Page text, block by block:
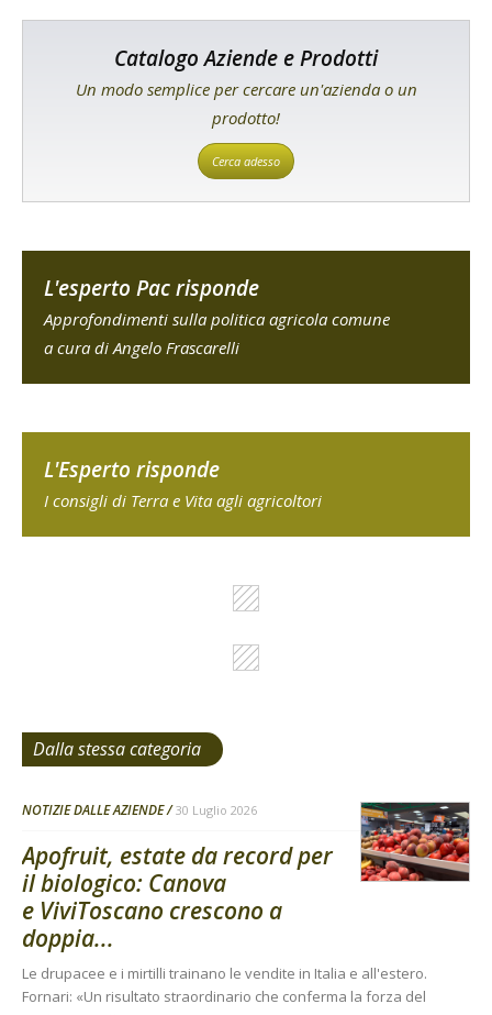
Catalogo Aziende e Prodotti
Un modo semplice per cercare un'azienda o un
prodotto!
Cerca adesso
L'esperto Pac risponde
Approfondimenti sulla politica agricola comune
a cura di Angelo Frascarelli
L'Esperto risponde
I consigli di Terra e Vita agli agricoltori
Dalla stessa categoria
NOTIZIE DALLE AZIENDE 30 Luglio 2026
Apofruit, estate da record per
il biologico: Canova
e ViviToscano crescono a
doppia...
Le drupacee e i mirtilli trainano le vendite in Italia e all'estero.
Fornari: «Un risultato straordinario che conferma la forza del